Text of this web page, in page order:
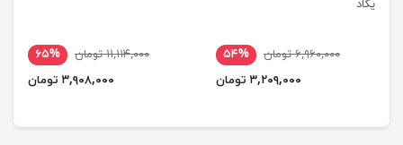
یکاد
۶,۹۶۰,۰۰۰ تومان
۵۴%
۳,۲۰۹,۰۰۰ تومان
۱۱,۱۱۴,۰۰۰ تومان
۶۵%
۳,۹۰۸,۰۰۰ تومان